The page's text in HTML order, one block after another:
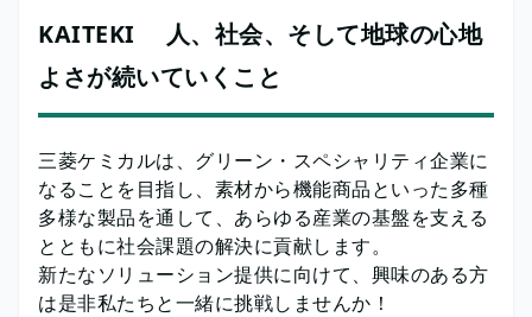
KAITEKI 人、社会、そして地球の心地
よさが続いていくこと
三菱ケミカルは、グリーン・スペシャリティ企業に
なることを目指し、素材から機能商品といった多種
多様な製品を通して、あらゆる産業の基盤を支える
とともに社会課題の解決に貢献します。
新たなソリューション提供に向けて、興味のある方
は是非私たちと一緒に挑戦しませんか！